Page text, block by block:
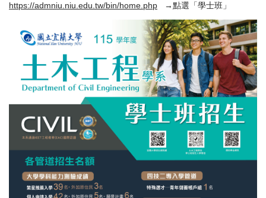
https://admniu.niu.edu.tw/bin/home.php →點選「學士班」